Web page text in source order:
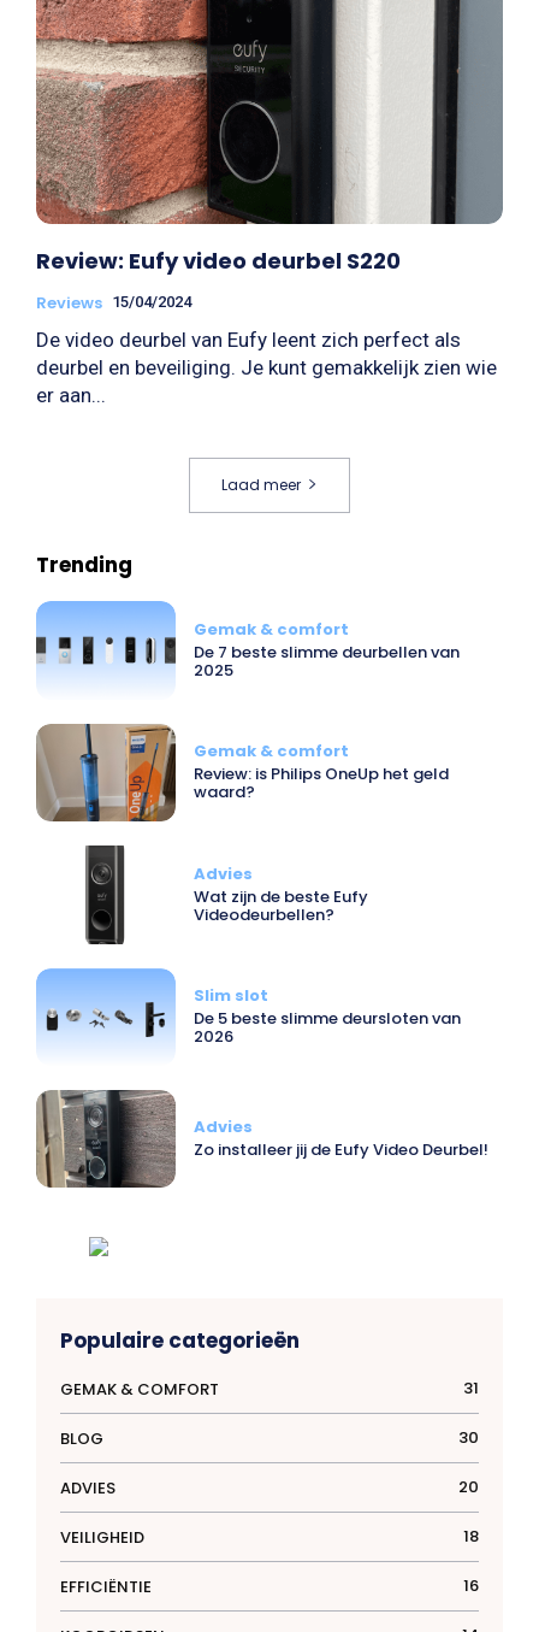
Review: Eufy video deurbel S220
Reviews 15/04/2024
De video deurbel van Eufy leent zich perfect als
deurbel en beveiliging. Je kunt gemakkelijk zien wie
er aan...
Laad meer
Trending
Gemak & comfort
De 7 beste slimme deurbellen van
2025
Gemak & comfort
Review: is Philips OneUp het geld
waard?
Advies
Wat zijn de beste Eufy
Videodeurbellen?
Slim slot
De 5 beste slimme deursloten van
2026
Advies
Zo installeer jij de Eufy Video Deurbel!
Populaire categorieën
GEMAK & COMFORT 31
BLOG 30
ADVIES 20
VEILIGHEID 18
EFFICIËNTIE 16